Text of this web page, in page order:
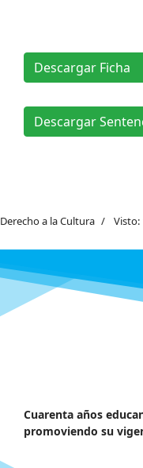
Descargar Ficha
Descargar
Derecho a la Cultura Visto:
Cuarenta años
promoviendo su